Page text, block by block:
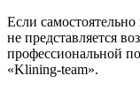
Если
не представляется
профессиональной
«Klining-team».